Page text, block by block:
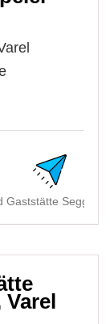
Gaststätte Segger